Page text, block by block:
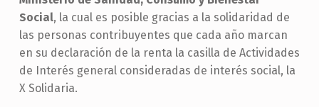
Social, la cual es posible gracias a la solidaridad de
las personas contribuyentes que cada año marcan
en su declaración de la renta la casilla de Actividades
de Interés general consideradas de interés social, la
X Solidaria.